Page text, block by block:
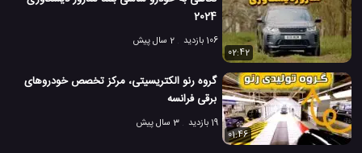
2024
106 بازدید
2 سال پیش
02:42
گروه رنو الکتریسیتی، مرکز تخصص خودروهای
برقی فرانسه
19 بازدید
3 سال پیش
01:46